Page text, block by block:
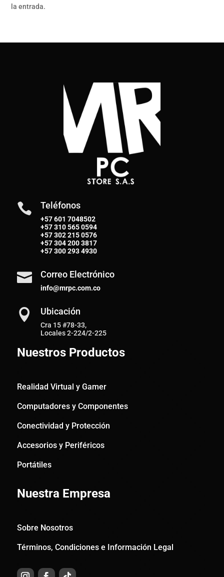
la entrada.
 Teléfonos
+57 601 7048502
+57310 565 0594
+57302 215 0576
+57304 200 3817
+57300 293 4930
 Correo Electrónico
info@mrpc.com.co
 Ubicación
Cra 15 #78-33,
Locales 2-224/2-225
Nuestros Productos
Realidad Virtual y Gamer
Computadores y Componentes
Conectividad y Protección
Accesorios y Periféricos
Portátiles
Nuestra Empresa
Sobre Nosotros
Términos, Condiciones e Información Legal